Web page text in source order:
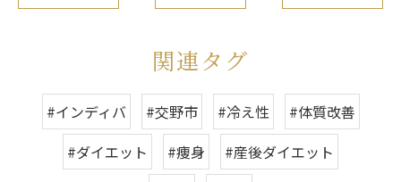
関連タグ
#インディバ #交野市 #冷え性
#体質改善
#ダイエット
#痩身
#産後ダイエット